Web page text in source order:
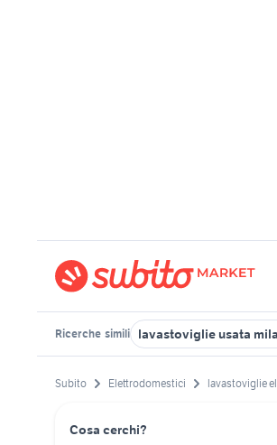
Ricerche simili lavastoviglie usata
Subito Elettrodomestici lavastoviglie
Cosa cerchi?